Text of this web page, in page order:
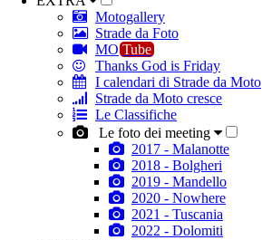
Motogallery
Strade da Foto
MO Tube
Thanks God is Friday
I calendari di Strade da Moto
Strade da Moto cresce
Le Classifiche
Le foto dei meeting
2017 - Malanotte
2018 - Bolgheri
2019 - Mandello
2020 - Nowhere
2021 - Tuscania
2022 - Dolomiti